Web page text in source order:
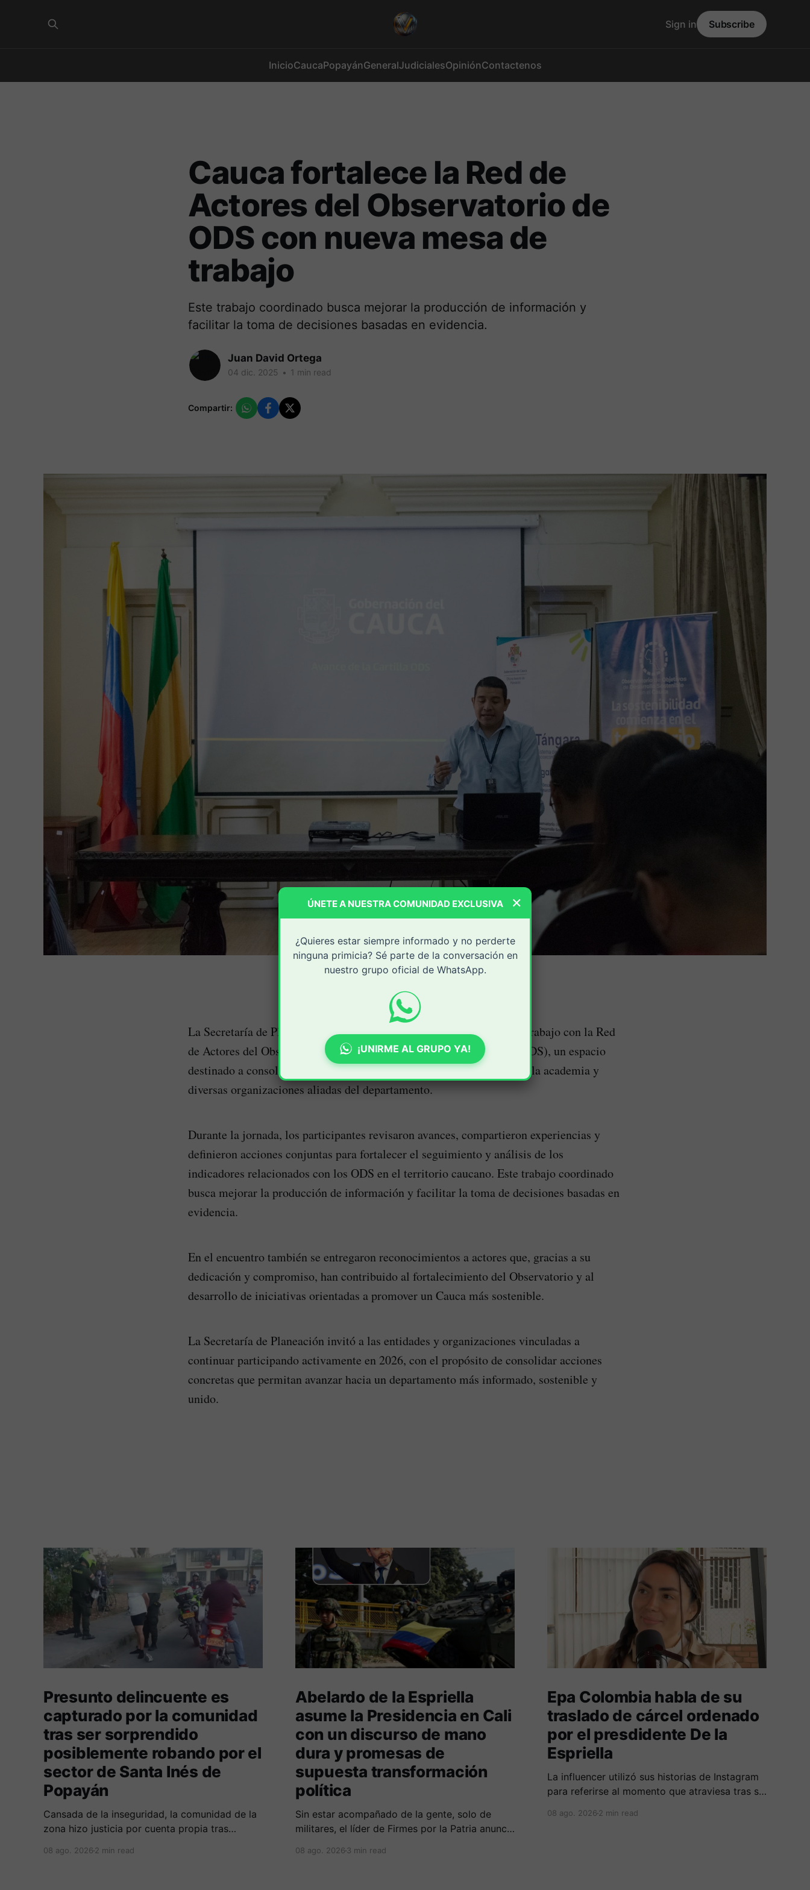
InicioCaucaPopayánGeneralJudicialesOpiniónContactenos
Sign in Subscribe
Cauca fortalece la Red de
Actores del Observatorio de
ODS con nueva mesa de
trabajo
Este trabajo coordinado busca mejorar la producción de información y
facilitar la toma de decisiones basadas en evidencia.
Juan David Ortega
04 dic. 2025 • 1 min read
Compartir:
La Secretaría de Planeación del Cauca desarrolló una nueva mesa de trabajo con la Red
de Actores del Observatorio de Objetivos de Desarrollo Sostenible (ODS), un espacio
destinado a consolidar la articulación entre las instituciones públicas, la academia y
diversas organizaciones aliadas del departamento.
Durante la jornada, los participantes revisaron avances, compartieron experiencias y
definieron acciones conjuntas para fortalecer el seguimiento y análisis de los
indicadores relacionados con los ODS en el territorio caucano. Este trabajo coordinado
busca mejorar la producción de información y facilitar la toma de decisiones basadas en
evidencia.
En el encuentro también se entregaron reconocimientos a actores que, gracias a su
dedicación y compromiso, han contribuido al fortalecimiento del Observatorio y al
desarrollo de iniciativas orientadas a promover un Cauca más sostenible.
La Secretaría de Planeación invitó a las entidades y organizaciones vinculadas a
continuar participando activamente en 2026, con el propósito de consolidar acciones
concretas que permitan avanzar hacia un departamento más informado, sostenible y
unido.
Presunto delincuente es
capturado por la comunidad
tras ser sorprendido
posiblemente robando por el
sector de Santa Inés de
Popayán
Cansada de la inseguridad, la comunidad de la
zona hizo justicia por cuenta propia tras
sector de la comuna cuatro. La gente pedía que
08 ago. 2026 2 min read
Abelardo de la Espriella
asume la Presidencia en Cali
con un discurso de mano
dura y promesas de
supuesta transformación
política
Sin estar acompañado de la gente, solo de
militares, el líder de Firmes por la Patria anuncia
ilegales y posiblemente lucha contra la
08 ago. 20263 min read
Epa Colombia habla de su
traslado de cárcel ordenado
por el presdidente De la
Espriella
La influencer utilizó sus historias de Instagram
para referirse al momento que atraviesa tras su
08 ago. 20262 min read
×
ÚNETE A NUESTRA COMUNIDAD EXCLUSIVA
¿Quieres estar siempre informado y no perderte
ninguna primicia? Sé parte de la conversación en
nuestro grupo oficial de WhatsApp.
¡UNIRME AL GRUPO YA!